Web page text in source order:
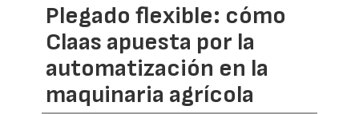
Plegado flexible: cómo
Claas apuesta por la
automatización en la
maquinaria agrícola